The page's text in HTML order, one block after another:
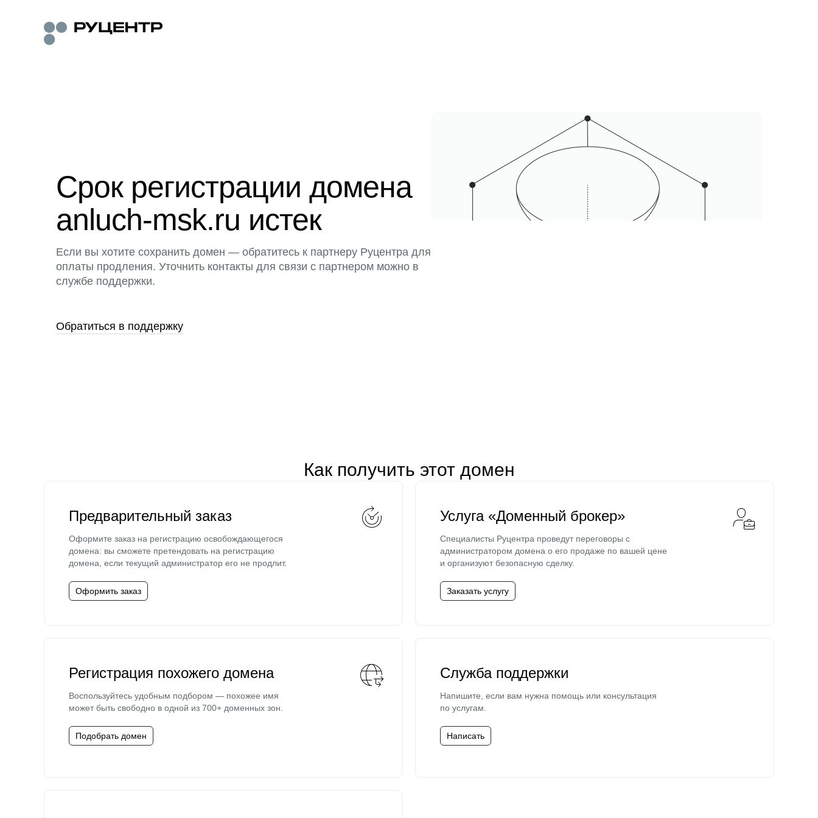
Срок регистрации домена
anluch-msk.ru истек
Если вы хотите сохранить домен — обратитесь к партнеру Руцентра для
оплаты продления. Уточнить контакты для связи с партнером можно в
службе поддержки.
Обратиться в поддержку
Как получить этот домен
Предварительный заказ
Оформите заказ на регистрацию освобождающегося
домена: вы сможете претендовать на регистрацию
домена, если текущий администратор его не продлит.
Оформить заказ
Услуга «Доменный брокер»
Специалисты Руцентра проведут переговоры с
администратором домена о его продаже по вашей цене
и организуют безопасную сделку.
Заказать услугу
Регистрация похожего домена
Воспользуйтесь удобным подбором — похожее имя
может быть свободно в одной из 700+ доменных зон.
Подобрать домен
Служба поддержки
Напишите, если вам нужна помощь или консультация
по услугам.
Написать